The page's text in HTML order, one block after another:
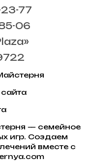
77
06
— семейное
игр. Создаем
вместе с